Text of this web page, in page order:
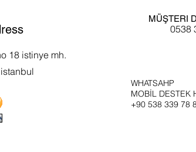
18 istinye mh.
MÜŞTERI
0538
WHATSAHP​
MOBİL DESTEK
+90 538 339 78